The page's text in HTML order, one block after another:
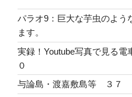
パラオ9：巨大な芋虫のよう
ます。
実録！Youtube写真で見る電
０
与論島・渡嘉敷島等 ３７